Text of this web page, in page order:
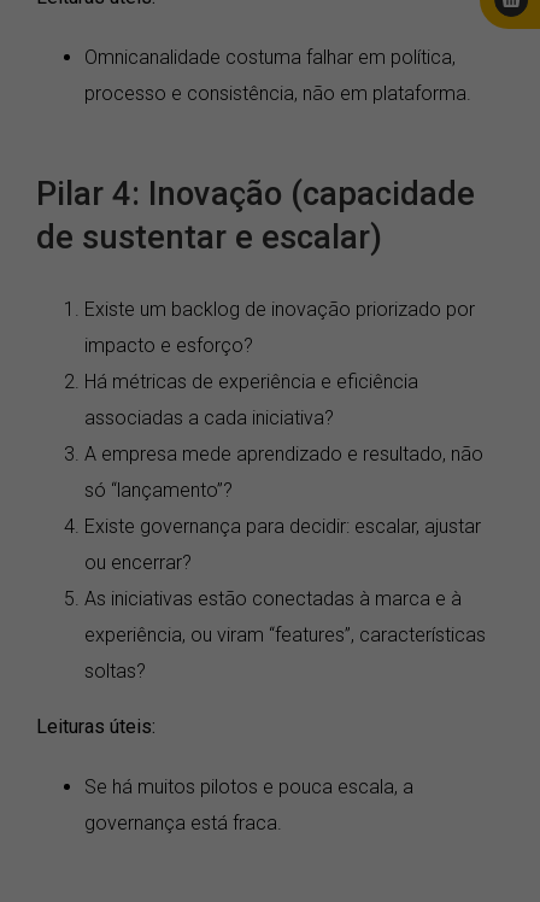
Omnicanalidade costuma falhar em política,
processo e consistência, não em plataforma.
Pilar 4: Inovação (capacidade
de sustentar e escalar)
Existe um backlog de inovação priorizado por
impacto e esforço?
Há métricas de experiência e eficiência
associadas a cada iniciativa?
A empresa mede aprendizado e resultado, não
só “lançamento”?
Existe governança para decidir: escalar, ajustar
ou encerrar?
As iniciativas estão conectadas à marca e à
experiência, ou viram “features”, características
soltas?
Leituras úteis:
Se há muitos pilotos e pouca escala, a
governança está fraca.